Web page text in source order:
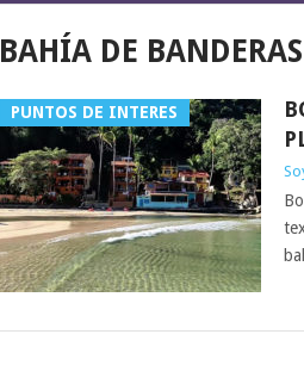
BAHÍA DE
PUNTOS DE INTERES